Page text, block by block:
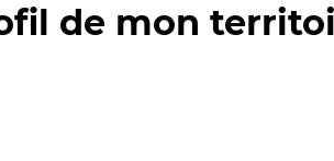
de mon